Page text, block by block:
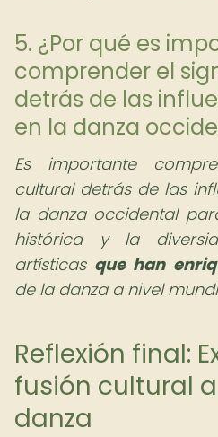
5. ¿Por qué es
comprender el
detrás de las
en la danza
Es importante
cultural detrás de las
la danza occidental
histórica y la
artísticas que han
de la danza a nivel
Reflexión final:
fusión cultural
danza